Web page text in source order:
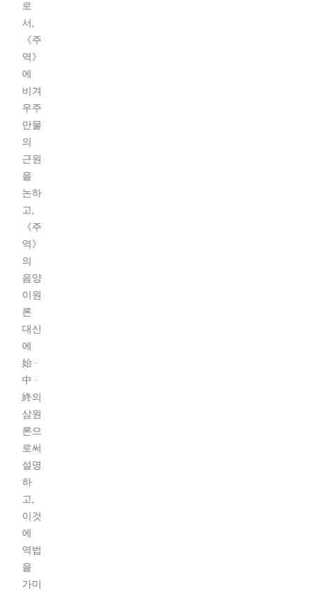
로
서,
《주
역》
에
비겨
우주
만물
의
근원
을
논하
고,
《주
역》
의
음양
이원
론
대신
에
始 ·
中 ·
終의
삼원
론으
로써
설명
하
고,
이것
에
역법
을
가미